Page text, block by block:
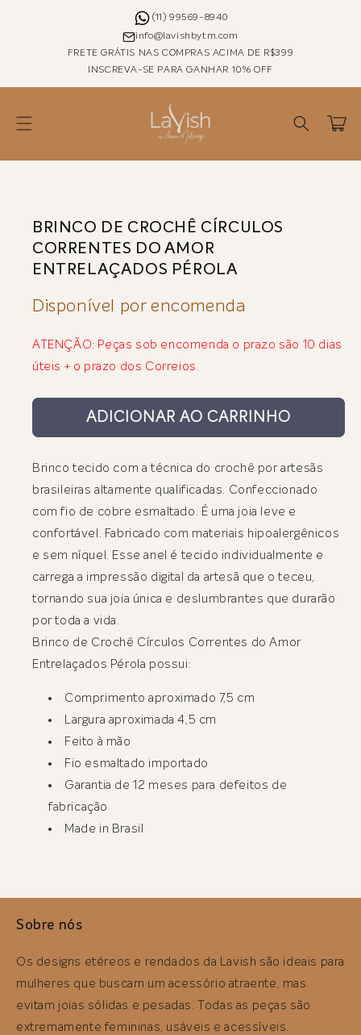
(11) 99569-8940
info@lavishbytm.com
FRETE GRÁTIS NAS COMPRAS ACIMA DE R$399
INSCREVA-SE PARA GANHAR 10% OFF
Carrinho
BRINCO DE CROCHÊ CÍRCULOS
CORRENTES DO AMOR
ENTRELAÇADOS PÉROLA
Disponível por encomenda
ATENÇÃO: Peças sob encomenda o prazo são 10 dias
úteis + o prazo dos Correios.
ADICIONAR AO CARRINHO
Brinco tecido com a técnica do crochê por artesãs
brasileiras altamente qualificadas. Confeccionado
com fio de cobre esmaltado. É uma joia leve e
confortável. Fabricado com materiais hipoalergênicos
e sem níquel. Esse anel é tecido individualmente e
carrega a impressão digital da artesã que o teceu,
tornando sua joia única e deslumbrantes que durarão
por toda a vida.
Brinco de Crochê Círculos Correntes do Amor
Entrelaçados Pérola possui:
Comprimento aproximado 7,5 cm
Largura aproximada 4,5 cm
Feito à mão
Fio esmaltado importado
Garantia de 12 meses para defeitos de
fabricação
Made in Brasil
Sobre nós
Os designs etéreos e rendados da Lavish são ideais para
mulheres que buscam um acessório atraente, mas
evitam joias sólidas e pesadas. Todas as peças são
extremamente femininas, usáveis ​​e acessíveis.